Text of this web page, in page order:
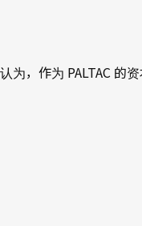
，作为 PALTAC 的